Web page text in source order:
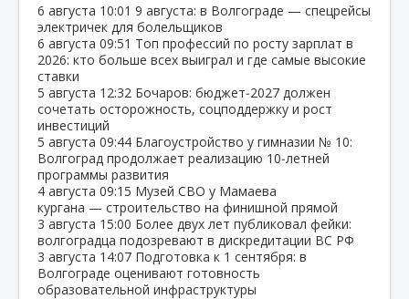
6 августа 10:01 9 августа: в Волгограде — спецрейсы
электричек для болельщиков
6 августа 09:51 Топ профессий по росту зарплат в
2026: кто больше всех выиграл и где самые высокие
ставки
5 августа 12:32 Бочаров: бюджет‑2027 должен
сочетать осторожность, соцподдержку и рост
инвестиций
5 августа 09:44 Благоустройство у гимназии № 10:
Волгоград продолжает реализацию 10‑летней
программы развития
4 августа 09:15 Музей СВО у Мамаева
кургана — строительство на финишной прямой
3 августа 15:00 Более двух лет публиковал фейки:
волгоградца подозревают в дискредитации ВС РФ
3 августа 14:07 Подготовка к 1 сентября: в
Волгограде оценивают готовность
образовательной инфраструктуры